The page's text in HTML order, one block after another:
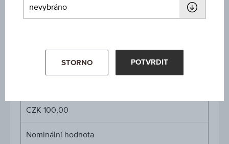
Kupón v % p.a.
CZK 100,00
Nominální hodnota
STORNO POTVRDIT